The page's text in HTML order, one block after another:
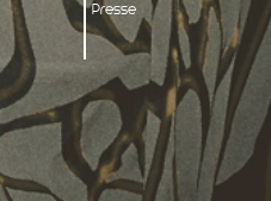
Presse